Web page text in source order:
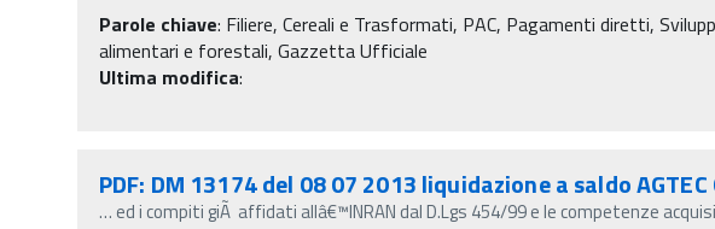
Parole chiave: Filiere, Cereali e Trasformati, PAC, Pagamenti diretti,
alimentari e forestali, Gazzetta Ufficiale
Ultima modifica:
PDF: DM 13174 del 08 07 2013 liquidazione a saldo AGTEC
… ed i compiti giÃ affidati allâ€™INRAN dal D.Lgs 454/99 e le competenze